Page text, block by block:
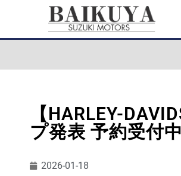
【HARLEY-
プ発表 予約受付中
2026-01-18